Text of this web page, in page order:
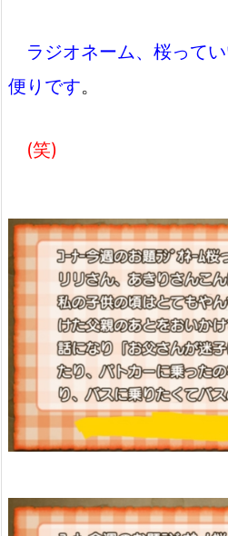
ラジオネーム、桜って
便りです。
(笑)